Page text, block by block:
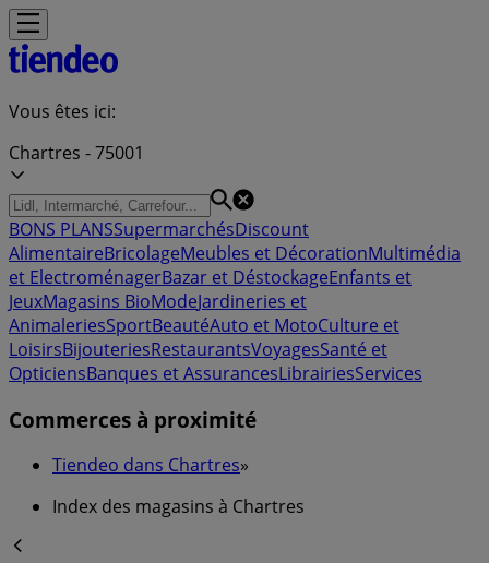
Vous êtes ici:
Chartres - 75001
BONS PLANSSupermarchésDiscount
AlimentaireBricolageMeubles et DécorationMultimédia
et ElectroménagerBazar et DéstockageEnfants et
JeuxMagasins BioModeJardineries et
AnimaleriesSportBeautéAuto et MotoCulture et
LoisirsBijouteriesRestaurantsVoyagesSanté et
OpticiensBanques et AssurancesLibrairiesServices
Commerces à proximité
Tiendeo dans Chartres»
Index des magasins à Chartres